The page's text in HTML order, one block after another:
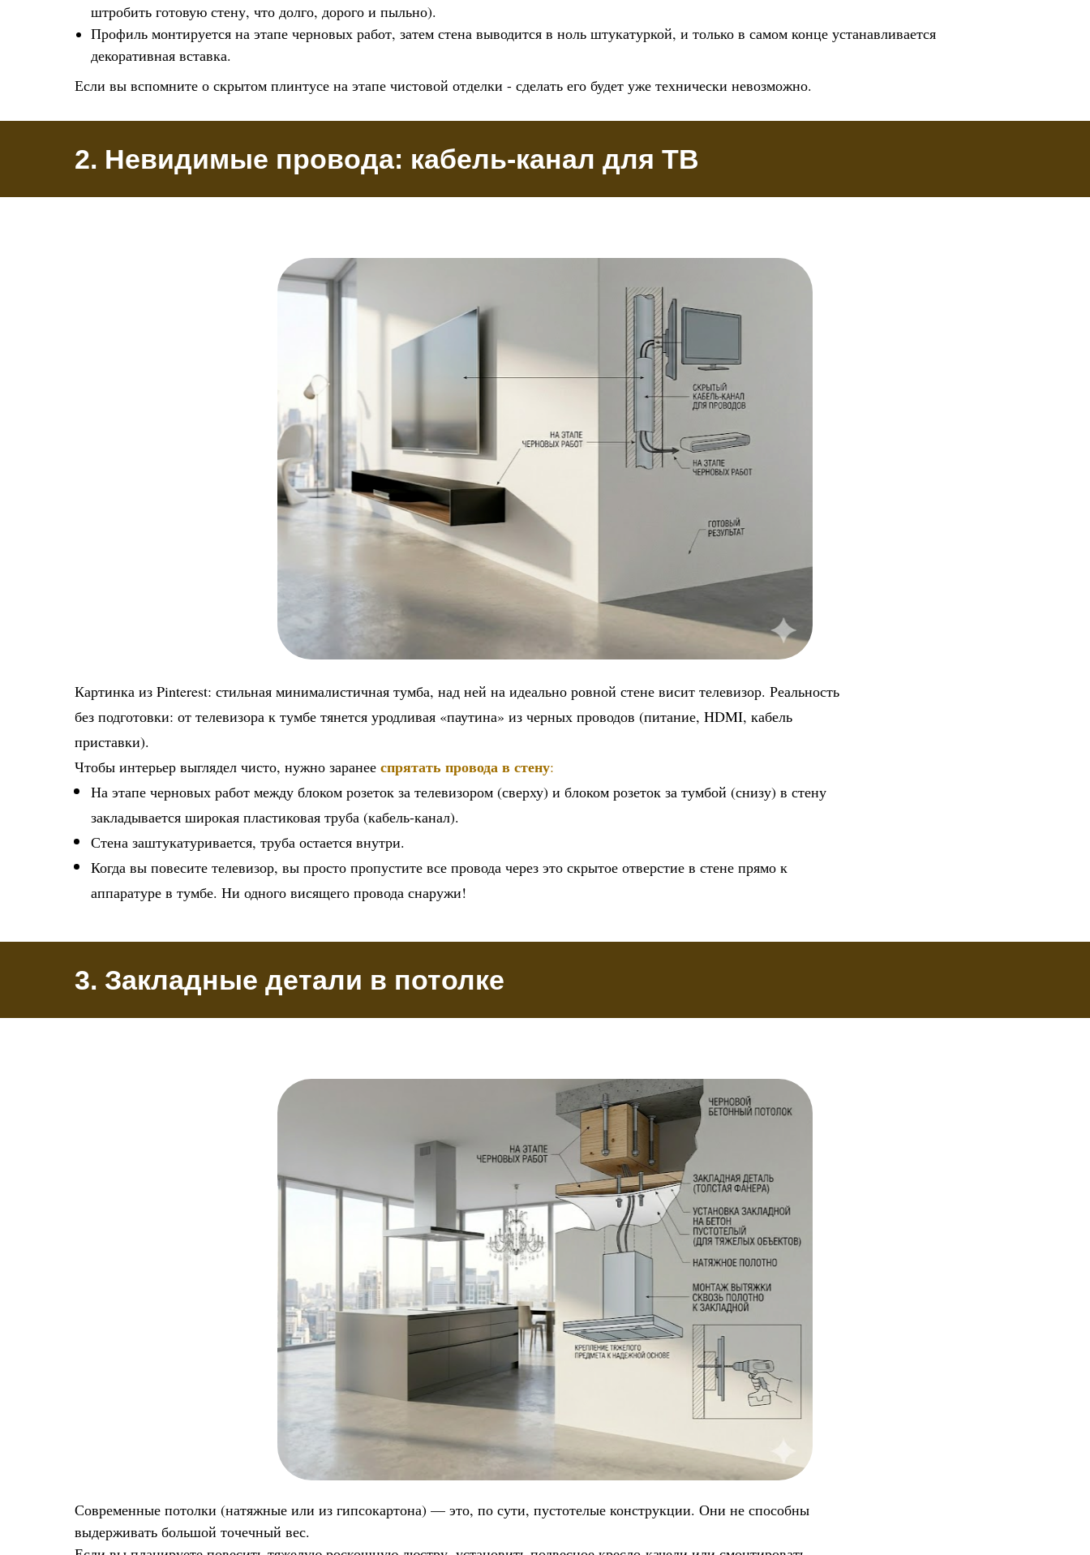
штробить готовую стену, что долго, дорого и пыльно).
Профиль монтируется на этапе черновых работ, затем стена выводится в ноль штукатуркой, и только в самом конце устанавливается
декоративная вставка.
Если вы вспомните о скрытом плинтусе на этапе чистовой отделки - сделать его будет уже технически невозможно.
2. Невидимые провода: кабель-канал для ТВ
Картинка из Pinterest: стильная минималистичная тумба, над ней на идеально ровной стене висит телевизор. Реальность
без подготовки: от телевизора к тумбе тянется уродливая «паутина» из черных проводов (питание, HDMI, кабель
приставки).
Чтобы интерьер выглядел чисто, нужно заранее спрятать провода в стену:
На этапе черновых работ между блоком розеток за телевизором (сверху) и блоком розеток за тумбой (снизу) в стену
закладывается широкая пластиковая труба (кабель-канал).
Стена заштукатуривается, труба остается внутри.
Когда вы повесите телевизор, вы просто пропустите все провода через это скрытое отверстие в стене прямо к
аппаратуре в тумбе. Ни одного висящего провода снаружи!
3. Закладные детали в потолке
Современные потолки (натяжные или из гипсокартона) — это, по сути, пустотелые конструкции. Они не способны
выдерживать большой точечный вес.